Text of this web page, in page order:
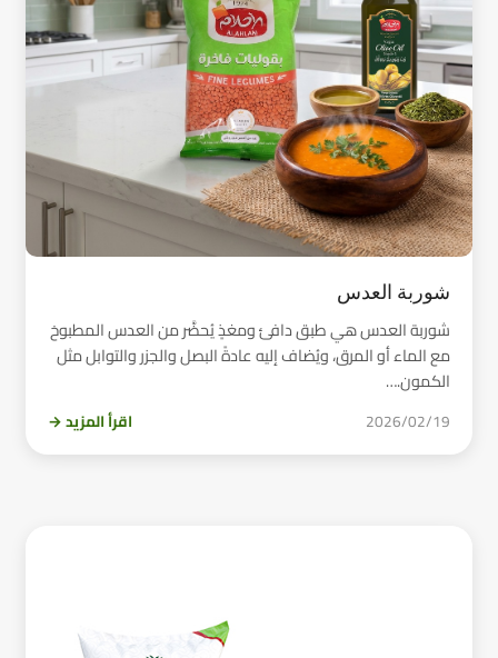
شوربة العدس
شوربة العدس هي طبق دافئ ومغذٍ يُحضَّر من العدس المطبوخ
مع الماء أو المرق، ويُضاف إليه عادةً البصل والجزر والتوابل مثل
الكمون.…
2026/02/19 اقرأ المزيد →